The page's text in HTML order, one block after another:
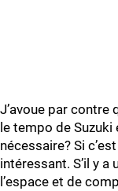
J’avoue par contre
le tempo de
nécessaire? Si
intéressant. S’il y
l’espace et de